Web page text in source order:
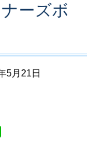
ーズボ
5月21日